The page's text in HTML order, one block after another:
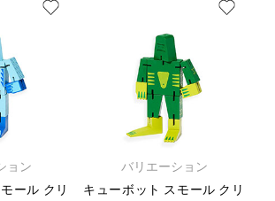
ョン
ール クリ
バリエーション
キューボット スモール クリ